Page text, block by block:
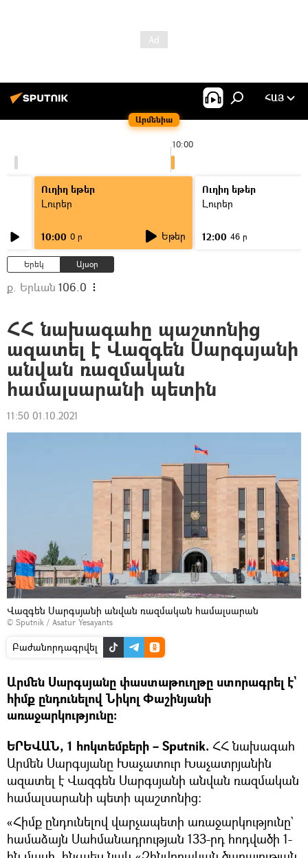
Արմենիա
ՀԱՅ
10:00
Ուղիղ եթեր
Լուրեր
10:00 0 ր Եթեր
Ուղիղ եթեր
Լուրեր
12:00 46 ր
Երեկ Այսօր
ք. Երևան 106.0
ՀՀ նախագահը պաշտոնից
ազատել է Վազգեն Սարգսյանի
անվան ռազմական
համալսարանի պետին
11:50 01.10.2021
Վազգեն Սարգսյանի անվան ռազմական համալսարան
© Sputnik / Asatur Yesayants
Բաժանորդագրվել
Արմեն Սարգսյանը փաստաթուղթը ստորագրել է`
հիմք ընդունելով Նիկոլ Փաշինյանի
առաջարկությունը։
ԵՐԵՎԱՆ, 1 հոկտեմբերի – Sputnik. ՀՀ նախագահ
Արմեն Սարգսյանը Խաչատուր Խաչատրյանին
ազատել է Վազգեն Սարգսյանի անվան ռազմական
համալսարանի պետի պաշտոնից։
«Հիմք ընդունելով վարչապետի առաջարկությունը`
համաձայն Սահմանադրության 133-րդ հոդվածի 1-